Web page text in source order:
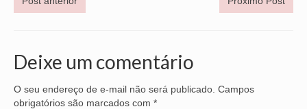
Deixe um comentário
O seu endereço de e-mail não será publicado. Campos
obrigatórios são marcados com *